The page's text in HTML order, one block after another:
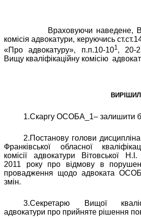
Враховуючи наведене,
комісія адвокатури, керуючись
«Про адвокатуру», п.п.10-101, 20-
Вищу кваліфікаційну комісію
1.Скаргу ОСОБА_1– залишити
2.Постанову голови
Франківської обласної
комісії адвокатури Вітовської
2011 року про відмову в
провадження щодо адвоката
змін.
3.Секретарю Вищої
адвокатури про прийняте рішення